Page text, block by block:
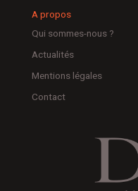
A propos
Qui sommes-nous ?
Actualités
Mentions légales
Contact